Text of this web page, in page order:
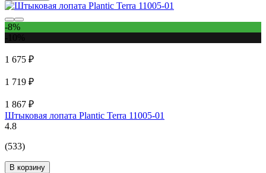
-8%
1 675 ₽
1 719 ₽
1 867 ₽
Штыковая лопата Plantic Terra 11005-01
4.8
(533)
В корзину